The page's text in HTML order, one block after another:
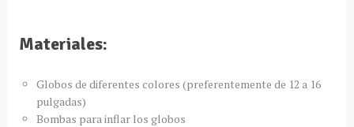
Materiales:
Globos de diferentes colores (preferentemente de 12 a 16
pulgadas)
Bombas para inflar los globos